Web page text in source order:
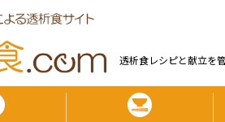
透析食レシピと献⽴を